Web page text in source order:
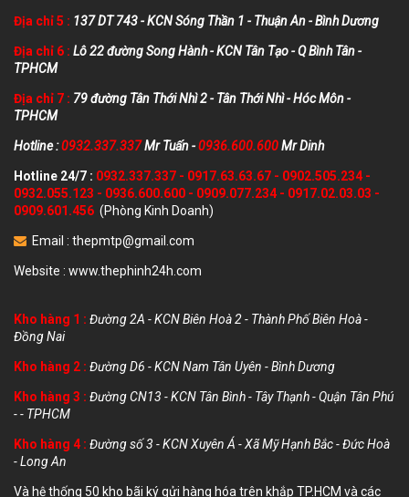
Địa chỉ 5 : 137 DT 743 - KCN Sóng Thần 1 - Thuận An - Bình Dương
Địa chỉ 6 : Lô 22 đường Song Hành - KCN Tân Tạo - Q Bình Tân -
TPHCM
Địa chỉ 7 : 79 đường Tân Thới Nhì 2 - Tân Thới Nhì - Hóc Môn -
TPHCM
Hotline :0932.337.337Mr Tuấn -0936.600.600Mr Dinh
Hotline 24/7 : 0932.337.337 - 0917.63.63.67 - 0902.505.234 -
0932.055.123 - 0936.600.600 - 0909.077.234 - 0917.02.03.03 -
0909.601.456 (Phòng Kinh Doanh)
Email : thepmtp@gmail.com
Website : www.thephinh24h.com
Kho hàng 1 : Đường 2A - KCN Biên Hoà 2 - Thành Phố Biên Hoà -
Đồng Nai
Kho hàng 2 : Đường D6 - KCN Nam Tân Uyên - Bình Dương
Kho hàng 3 : Đường CN13 - KCN Tân Bình - Tây Thạnh - Quận Tân Phú
- - TPHCM
Kho hàng 4 : Đường số 3 - KCN Xuyên Á - Xã Mỹ Hạnh Bắc - Đức Hoà
- Long An
Và hệ thống 50 kho bãi ký gửi hàng hóa trên khắp TP.HCM và các